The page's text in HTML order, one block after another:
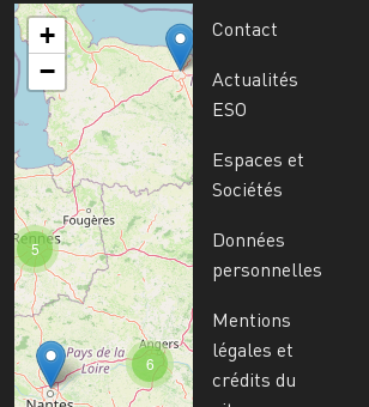
6
5
+
−
Contact
Actualités
ESO
Espaces et
Sociétés
Données
personnelles
Mentions
légales et
crédits du